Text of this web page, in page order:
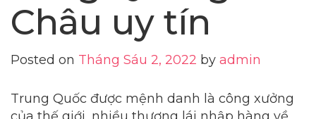
Châu uy tín
Posted on Tháng Sáu 2, 2022 by admin
Trung Quốc được mệnh danh là công xưởng